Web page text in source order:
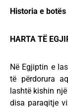
Historia e
HARTA TË
Në Egjiptin e
të përdorura
lashtë kishin
disa paraqitje